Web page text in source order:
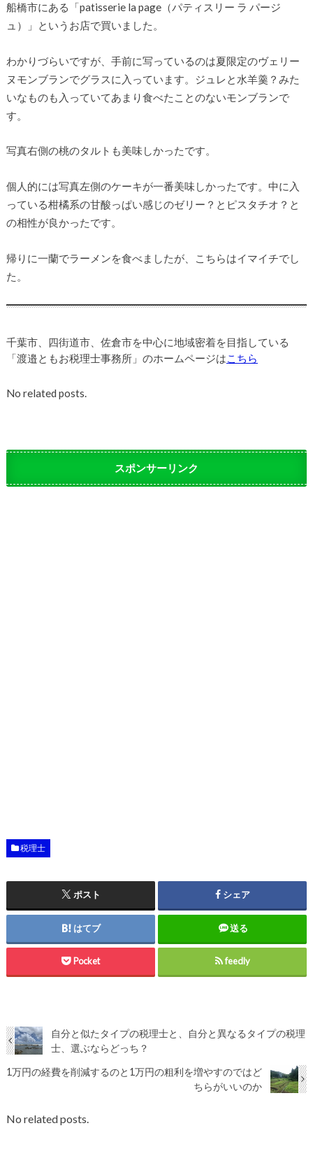
船橋市にある「patisserie la page（パティスリー ラ パージ
ュ）」というお店で買いました。
わかりづらいですが、手前に写っているのは夏限定のヴェリー
ヌモンブランでグラスに入っています。ジュレと水羊羹？みた
いなものも入っていてあまり食べたことのないモンブランで
す。
写真右側の桃のタルトも美味しかったです。
個人的には写真左側のケーキが一番美味しかったです。中に入
っている柑橘系の甘酸っぱい感じのゼリー？とピスタチオ？と
の相性が良かったです。
帰りに一蘭でラーメンを食べましたが、こちらはイマイチでし
た。
千葉市、四街道市、佐倉市を中心に地域密着を目指している
「渡邉ともお税理士事務所」のホームページはこちら
No related posts.
スポンサーリンク
税理士
ポスト シェア
はてブ 送る
Pocket feedly
自分と似たタイプの税理士と、自分と異なるタイプの税理
士、選ぶならどっち？
1万円の経費を削減するのと1万円の粗利を増やすのではど
ちらがいいのか
No related posts.